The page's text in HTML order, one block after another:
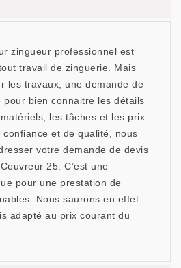
zingueur professionnel est
travail de zinguerie. Mais
les travaux, une demande de
pour bien connaitre les détails
les tâches et les prix.
et de qualité, nous
votre demande de devis
25. C’est une
pour une prestation de
Nous saurons en effet
adapté au prix courant du